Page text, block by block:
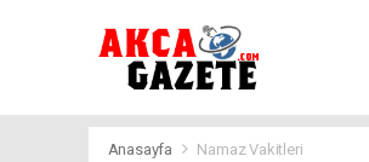
Anasayfa Namaz Vakitleri